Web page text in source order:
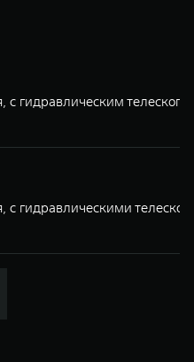
гидравлическим
гидравлическими